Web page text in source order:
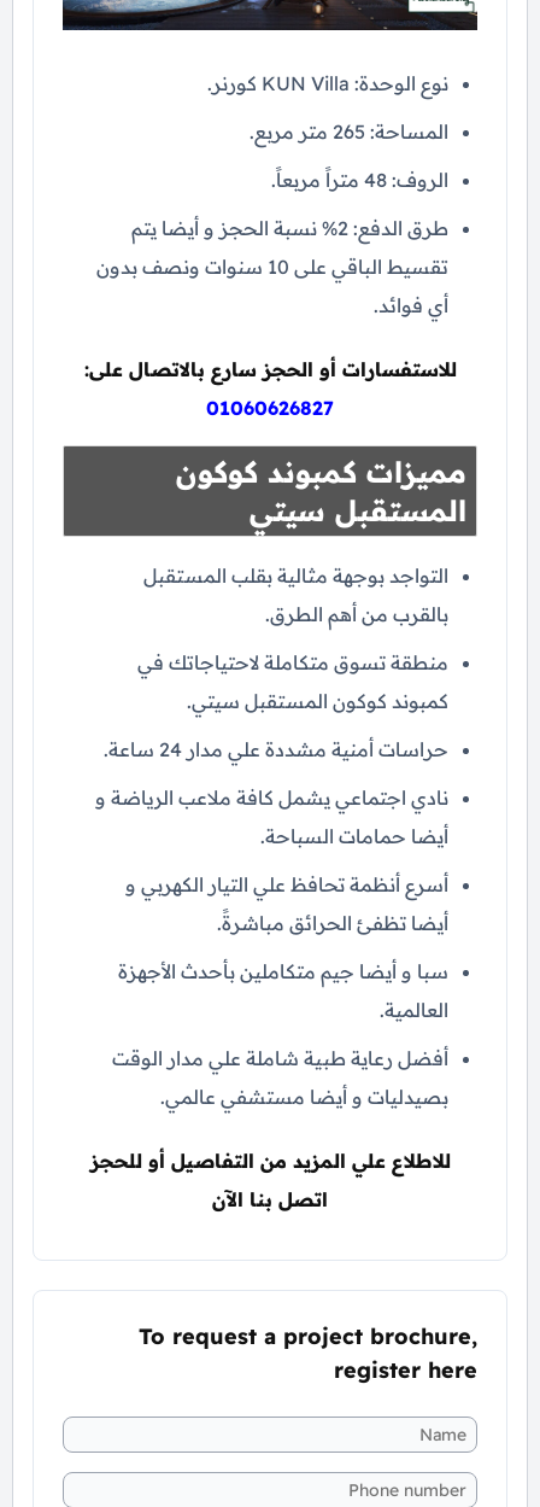
نوع الوحدة: KUN Villa كورنر.
المساحة: 265 متر مربع.
الروف: 48 متراً مربعاً.
طرق الدفع: 2% نسبة الحجز و أيضا يتم
تقسيط الباقي على 10 سنوات ونصف بدون
أي فوائد.
للاستفسارات أو الحجز سارع بالاتصال على:
01060626827
مميزات كمبوند كوكون
المستقبل سيتي
التواجد بوجهة مثالية بقلب المستقبل
بالقرب من أهم الطرق.
منطقة تسوق متكاملة لاحتياجاتك في
كمبوند كوكون المستقبل سيتي.
حراسات أمنية مشددة علي مدار 24 ساعة.
نادي اجتماعي يشمل كافة ملاعب الرياضة و
أيضا حمامات السباحة.
أسرع أنظمة تحافظ علي التيار الكهربي و
أيضا تظفئ الحرائق مباشرةً.
سبا و أيضا جيم متكاملين بأحدث الأجهزة
العالمية.
أفضل رعاية طبية شاملة علي مدار الوقت
بصيدليات و أيضا مستشفي عالمي.
للاطلاع علي المزيد من التفاصيل أو للحجز
اتصل بنا الآن
To request a project brochure,
register here